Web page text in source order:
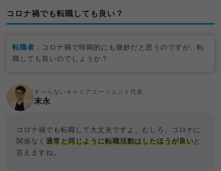
コロナ禍でも転職しても良い？
転職者 ：コロナ禍で時期的にも微妙だと思うのですが、転
職しても良いのでしょうか？
すべらないキャリアエージェント代表
末永
コロナ禍でも転職して大丈夫ですよ。むしろ、コロナに
関係なく通常と同じように転職活動はしたほうが良いと
言えますね。